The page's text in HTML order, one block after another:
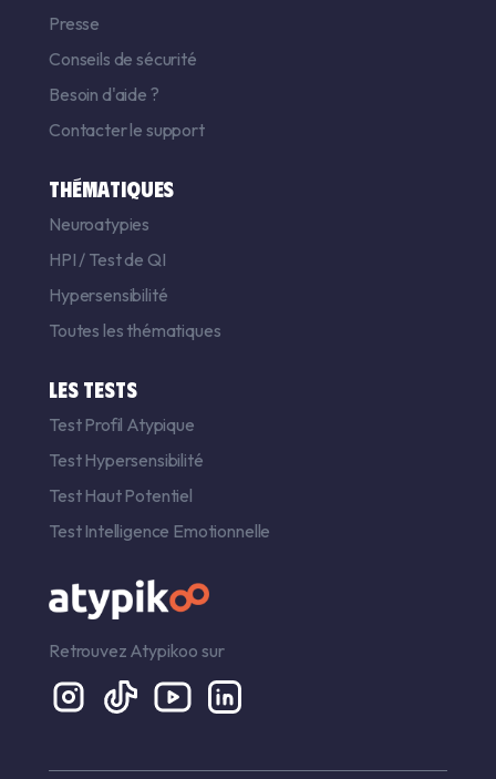
Presse
Conseils de sécurité
Besoin d'aide ?
Contacter le support
THÉMATIQUES
Neuroatypies
HPI / Test de QI
Hypersensibilité
Toutes les thématiques
LES TESTS
Test Profil Atypique
Test Hypersensibilité
Test Haut Potentiel
Test Intelligence Emotionnelle
Retrouvez Atypikoo sur